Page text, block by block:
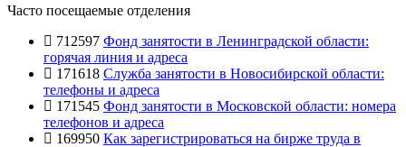
Часто посещаемые отделения
712597 Фонд занятости в Ленинградской области:
горячая линия и адреса
171618 Служба занятости в Новосибирской области:
телефоны и адреса
171545 Фонд занятости в Московской области: номера
телефонов и адреса
169950 Как зарегистрироваться на бирже труда в